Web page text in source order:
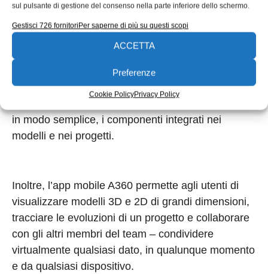
sul pulsante di gestione del consenso nella parte inferiore dello schermo.
Gestisci 726 fornitoriPer saperne di più su questi scopi
ACCETTA
Preferenze
Cookie PolicyPrivacy Policy
A360 Team permette di visualizzare oltre 100
formati 2D e 3D tramite browser web senza
effettuare il download o la necessità di un plug-in.
La funzionalità di ricerca avanzata va ben oltre il
in modo semplice, i componenti integrati nei
modelli e nei progetti.
Inoltre, l’app mobile A360 permette agli utenti di
visualizzare modelli 3D e 2D di grandi dimensioni,
tracciare le evoluzioni di un progetto e collaborare
con gli altri membri del team – condividere
virtualmente qualsiasi dato, in qualunque momento
e da qualsiasi dispositivo.